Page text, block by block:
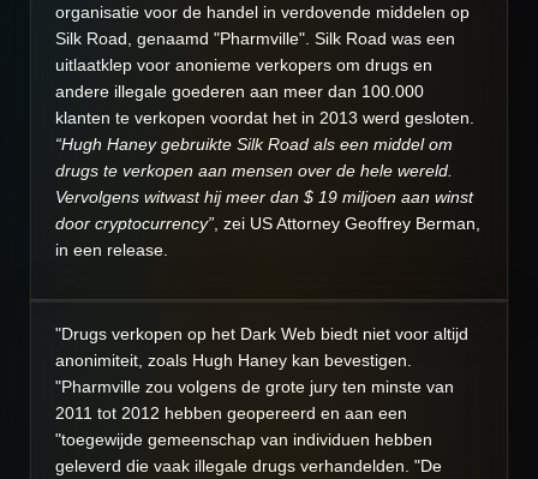
organisatie voor de handel in verdovende middelen op
Silk Road, genaamd "Pharmville". Silk Road was een
uitlaatklep voor anonieme verkopers om drugs en
andere illegale goederen aan meer dan 100.000
klanten te verkopen voordat het in 2013 werd gesloten.
“Hugh Haney gebruikte Silk Road als een middel om
drugs te verkopen aan mensen over de hele wereld.
Vervolgens witwast hij meer dan $ 19 miljoen aan winst
door cryptocurrency”, zei US Attorney Geoffrey Berman,
in een release.
"Drugs verkopen op het Dark Web biedt niet voor altijd
anonimiteit, zoals Hugh Haney kan bevestigen.
"Pharmville zou volgens de grote jury ten minste van
2011 tot 2012 hebben geopereerd en aan een
"toegewijde gemeenschap van individuen hebben
geleverd die vaak illegale drugs verhandelden. "De